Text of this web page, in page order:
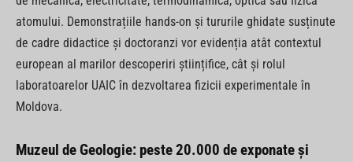
atomului. Demonstrațiile hands-on și tururile ghidate susținute
de cadre didactice și doctoranzi vor evidenția atât contextul
european al marilor descoperiri științifice, cât și rolul
laboratoarelor UAIC în dezvoltarea fizicii experimentale în
Moldova.
Muzeul de Geologie: peste 20.000 de exponate și